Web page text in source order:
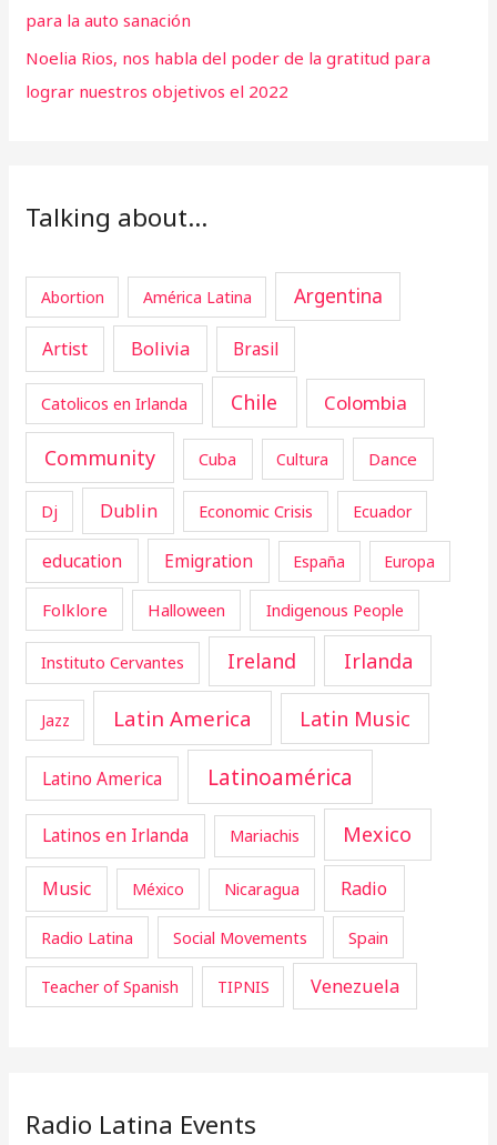
para la auto sanación
Noelia Rios, nos habla del poder de la gratitud para
lograr nuestros objetivos el 2022
Talking about…
Abortion América Latina Argentina
Artist Bolivia Brasil
Catolicos en Irlanda Chile Colombia
Community Cuba Cultura Dance
Dj Dublin Economic Crisis Ecuador
education Emigration España Europa
Folklore Halloween Indigenous People
Instituto Cervantes Ireland Irlanda
Jazz Latin America Latin Music
Latino America Latinoamérica
Latinos en Irlanda Mariachis Mexico
Music México Nicaragua Radio
Radio Latina Social Movements Spain
Teacher of Spanish TIPNIS Venezuela
Radio Latina Events